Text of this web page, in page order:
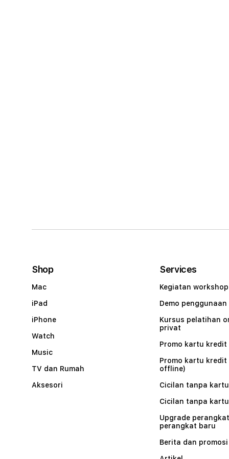
Shop
Mac
iPad
iPhone
Watch
Music
TV dan Rumah
Aksesori
Services
Kegiatan workshop
Demo penggunaan
Kursus pelatihan
privat
Promo kartu kredit
Promo kartu kredit
offline)
Cicilan tanpa
Cicilan tanpa
Upgrade
perangkat baru
Berita dan promosi